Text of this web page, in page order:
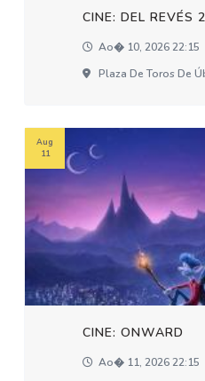
CINE: DEL REVÉS 2
Ao� 10, 2026 22:15
Plaza De Toros De
CINE: ONWARD
Ao� 11, 2026 22:15
Aug
11